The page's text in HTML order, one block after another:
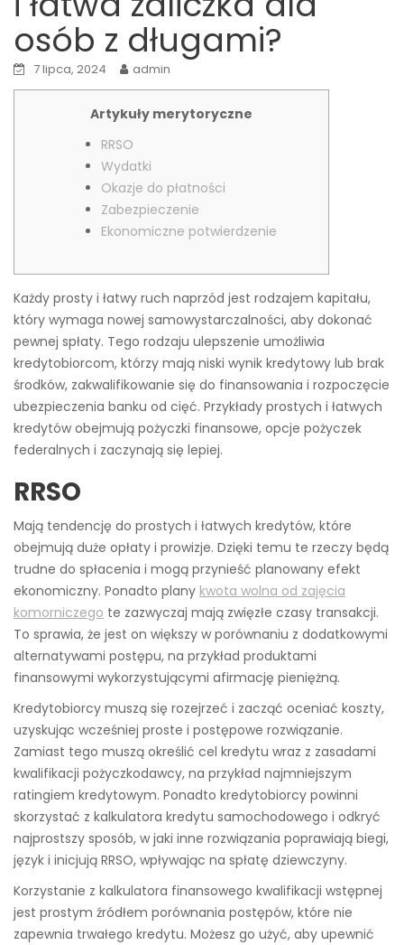
osób z długami?
7 lipca, 2024 admin
Artykuły merytoryczne
RRSO
Wydatki
Okazje do płatności
Zabezpieczenie
Ekonomiczne potwierdzenie
Każdy prosty i łatwy ruch naprzód jest rodzajem kapitału,
który wymaga nowej samowystarczalności, aby dokonać
pewnej spłaty. Tego rodzaju ulepszenie umożliwia
kredytobiorcom, którzy mają niski wynik kredytowy lub brak
środków, zakwalifikowanie się do finansowania i rozpoczęcie
ubezpieczenia banku od cięć. Przykłady prostych i łatwych
kredytów obejmują pożyczki finansowe, opcje pożyczek
federalnych i zaczynają się lepiej.
RRSO
Mają tendencję do prostych i łatwych kredytów, które
obejmują duże opłaty i prowizje. Dzięki temu te rzeczy będą
trudne do spłacenia i mogą przynieść planowany efekt
ekonomiczny. Ponadto plany kwota wolna od zajęcia
komorniczego te zazwyczaj mają zwięzłe czasy transakcji.
To sprawia, że ​​jest on większy w porównaniu z dodatkowymi
alternatywami postępu, na przykład produktami
finansowymi wykorzystującymi afirmację pieniężną.
Kredytobiorcy muszą się rozejrzeć i zacząć oceniać koszty,
uzyskując wcześniej proste i postępowe rozwiązanie.
Zamiast tego muszą określić cel kredytu wraz z zasadami
kwalifikacji pożyczkodawcy, na przykład najmniejszym
ratingiem kredytowym. Ponadto kredytobiorcy powinni
skorzystać z kalkulatora kredytu samochodowego i odkryć
najprostszy sposób, w jaki inne rozwiązania poprawiają biegi,
język i inicjują RRSO, wpływając na spłatę dziewczyny.
Korzystanie z kalkulatora finansowego kwalifikacji wstępnej
jest prostym źródłem porównania postępów, które nie
zapewnia trwałego kredytu. Możesz go użyć, aby upewnić